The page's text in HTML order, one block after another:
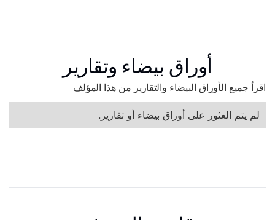
أوراق بيضاء وتقارير
اقرأ جميع الأوراق البيضاء والتقارير من هذا المؤلف
لم يتم العثور على أوراق بيضاء أو تقارير.